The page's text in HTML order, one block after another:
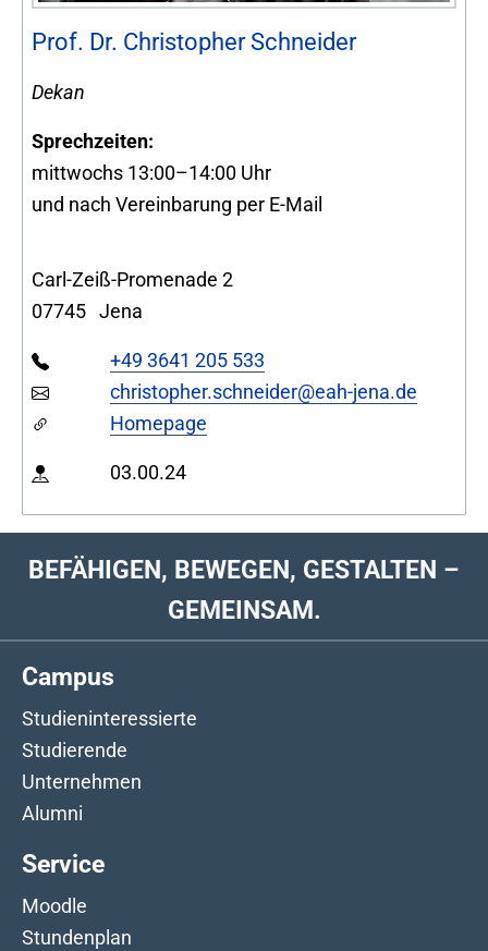
Prof. Dr. Christopher Schneider
Dekan
Sprechzeiten:
mittwochs 13:00–14:00 Uhr
und nach Vereinbarung per E-Mail
Carl-Zeiß-Promenade 2
07745 Jena
+49 3641 205 533
christopher.schneider@eah-jena.de
Homepage
03.00.24
BEFÄHIGEN, BEWEGEN, GESTALTEN –
GEMEINSAM.
Campus
Studieninteressierte
Studierende
Unternehmen
Alumni
Service
Moodle
Stundenplan